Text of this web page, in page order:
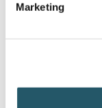
Marketing